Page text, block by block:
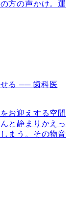
方の声かけ。運
せる ── 歯科医
お迎えする空間
と静まりかえっ
まう。その物音